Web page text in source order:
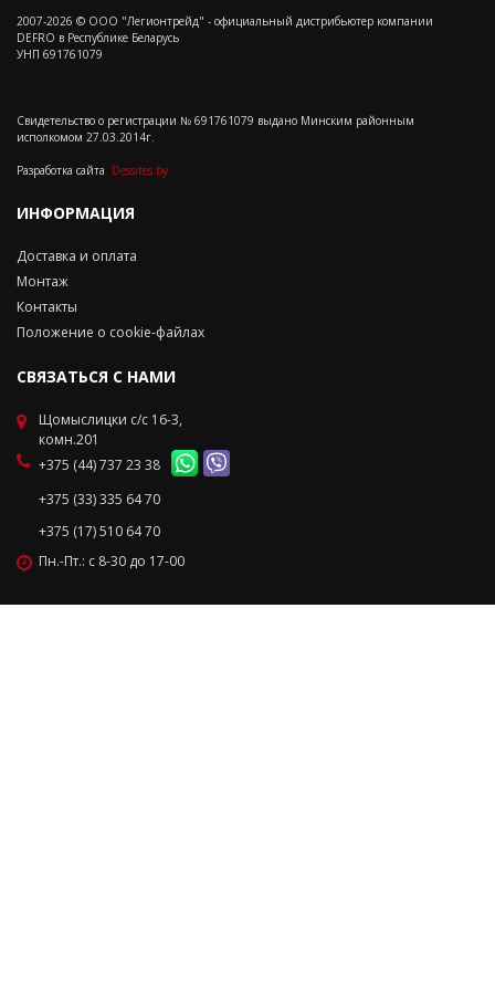
2007-2026 © ООО "Легионтрейд" - официальный дистрибьютер компании
DEFRO в Республике Беларусь
УНП 691761079
Свидетельство о регистрации № 691761079 выдано Минским районным
исполкомом 27.03.2014г.
Разработка сайта Dessites.by
ИНФОРМАЦИЯ
Доставка и оплата
Монтаж
Контакты
Положение о cookie-файлах
СВЯЗАТЬСЯ С НАМИ
Щомыслицки с/с 16-3,
комн.201
+375 (44) 737 23 38
+375 (33) 335 64 70
+375 (17) 510 64 70
Пн.-Пт.: с 8-30 до 17-00